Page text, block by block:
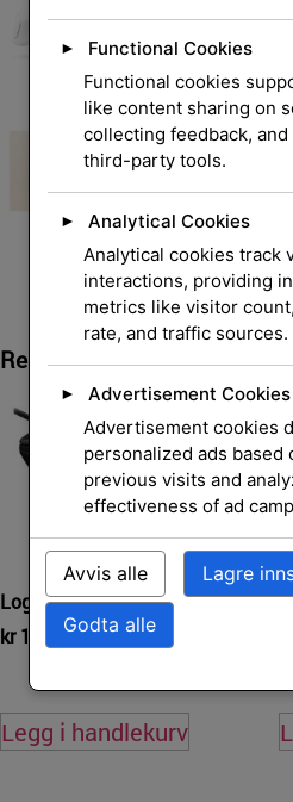
Relaterte Produkter
Logitech M100 Mus (sort)
kr179,00 eksl. mva.
Legg i handlekurv
►
Functional Cookies
Functional cookies
like content sharing on
collecting feedback, and
third-party tools.
►
Analytical Cookies
Analytical cookies track
interactions, providing
metrics like visitor
rate, and traffic sources.
►
Advertisement Cookies
Advertisement cookies
personalized ads based
previous visits and
effectiveness of ad
Avvis alle Lagre
Godta alle